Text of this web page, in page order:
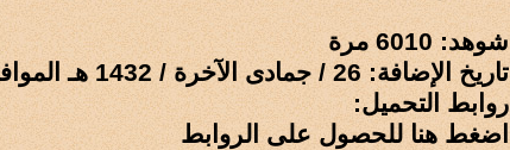
شوهد: 6010 مرة
تاريخ الإضافة: 26 / جمادى الآخرة / 1432 هـ الموافق 29 / مايو / 2011 م
روابط التحميل:
اضغط هنا للحصول على الروابط